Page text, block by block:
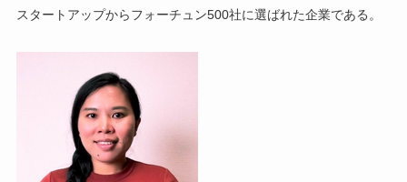
スタートアップからフォーチュン500社に選ばれた企業である。